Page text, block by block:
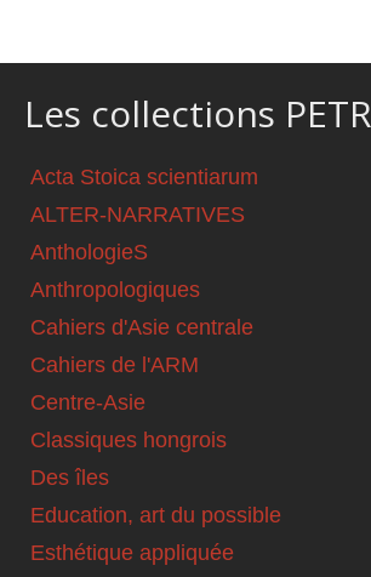
Les collections
Acta Stoica scientiarum
ALTER-NARRATIVES
AnthologieS
Anthropologiques
Cahiers d'Asie centrale
Cahiers de l'ARM
Centre-Asie
Classiques hongrois
Des îles
Education, art du possible
Esthétique appliquée